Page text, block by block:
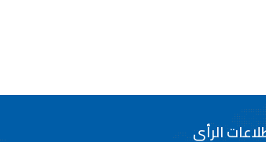
وزارة
الرأي